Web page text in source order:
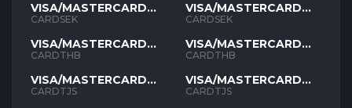
VISA/MASTERCARD
SEK
CARDSEK
VISA/MASTERCARD
THB
CARDTHB
VISA/MASTERCARD
TJS
CARDTJS
VISA/MASTERCARD
SEK
CARDSEK
VISA/MASTERCARD
THB
CARDTHB
VISA/MASTERCARD
TJS
CARDTJS